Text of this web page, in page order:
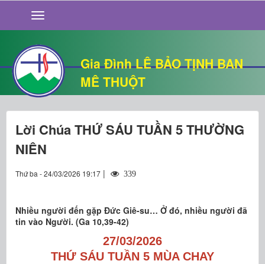
Gia Đình LÊ BẢO TỊNH BAN
MÊ THUỘT
GIỚI THIỆU
TIN TỨC
SỐNG ĐẠO
CHUYỆN NHÀ
QUÁN VĂN
THƯ GIÃN
Lời Chúa THỨ SÁU TUẦN 5 THƯỜNG
NIÊN
Thứ ba - 24/03/2026 19:17 | 339
Nhiều người đến gặp Đức Giê-su… Ở đó, nhiều người đã
tin vào Người. (Ga 10,39-42)
27/03/2026
THỨ SÁU TUẦN 5 MÙA CHAY